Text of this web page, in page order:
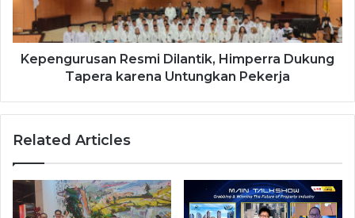
Kepengurusan Resmi Dilantik, Himperra Dukung
Tapera karena Untungkan Pekerja
Related Articles